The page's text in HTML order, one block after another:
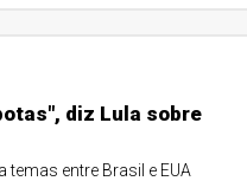
diz Lula sobre
entre Brasil e EUA